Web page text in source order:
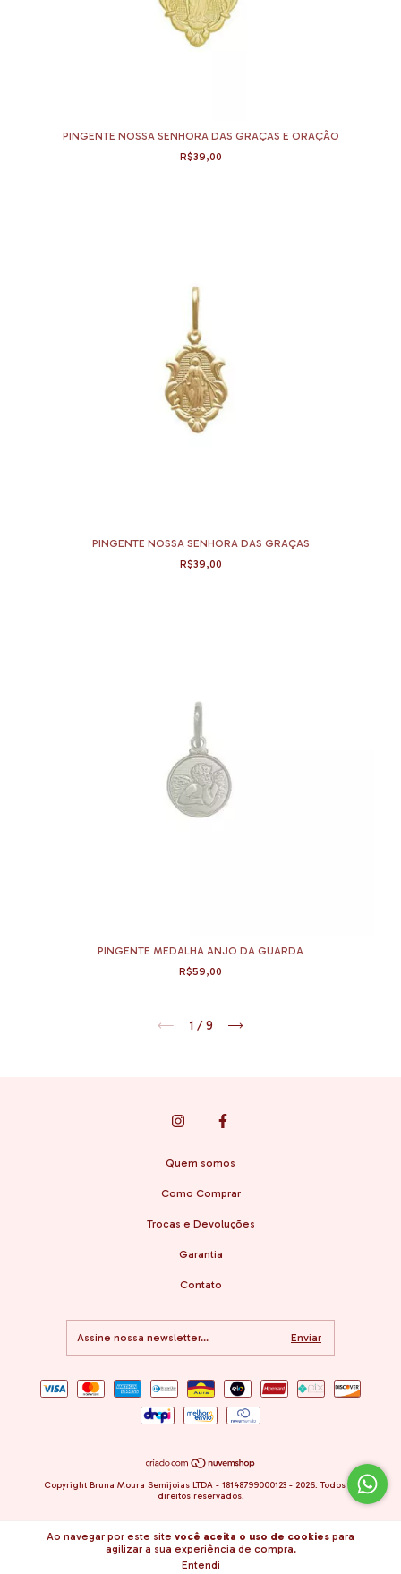
Ao navegar por este site você aceita o uso de cookies para
agilizar a sua experiência de compra.
Entendi
PINGENTE NOSSA SENHORA DAS GRAÇAS E ORAÇÃO
R$39,00
PINGENTE NOSSA SENHORA DAS GRAÇAS
R$39,00
PINGENTE MEDALHA ANJO DA GUARDA
R$59,00
1 / 9
Quem somos
Como Comprar
Trocas e Devoluções
Garantia
Contato
Copyright Bruna Moura Semijoias LTDA - 18148799000123 - 2026. Todos os
direitos reservados.